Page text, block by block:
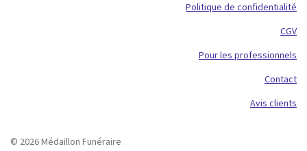
Politique de confidentialité
CGV
Pour les professionnels
Contact
Avis clients
© 2026 Médaillon Funéraire